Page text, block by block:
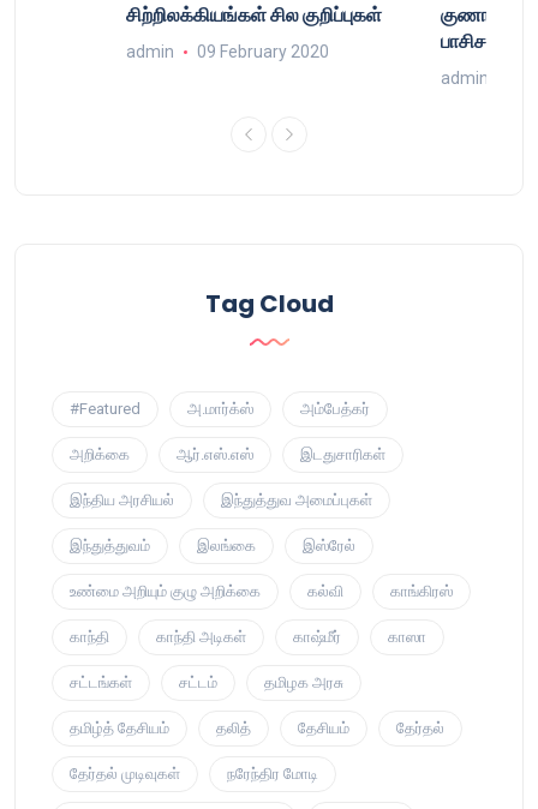
சிற்றிலக்கியங்கள் சில குறிப்புகள்
admin 09 February 2020
குணா :
admin
Tag Cloud
#Featured அ.மார்க்ஸ் அம்பேத்கர்
அறிக்கை ஆர்.எஸ்.எஸ் இடதுசாரிகள்
இந்திய அரசியல் இந்துத்துவ அமைப்புகள்
இந்துத்துவம் இலங்கை இஸ்ரேல்
உண்மை அறியும் குழு அறிக்கை கல்வி காங்கிரஸ்
காந்தி காந்தி அடிகள் காஷ்மீர் காஸா
சட்டங்கள் சட்டம் தமிழக அரசு
தமிழ்த் தேசியம் தலித் தேசியம் தேர்தல்
தேர்தல் முடிவுகள் நரேந்திர மோடி